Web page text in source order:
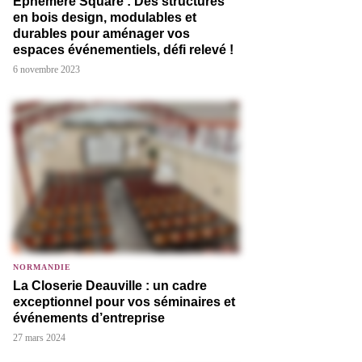
en bois design, modulables et
durables pour aménager vos
espaces événementiels, défi relevé !
6 novembre 2023
NORMANDIE
La Closerie Deauville : un cadre
exceptionnel pour vos séminaires et
événements d’entreprise
27 mars 2024